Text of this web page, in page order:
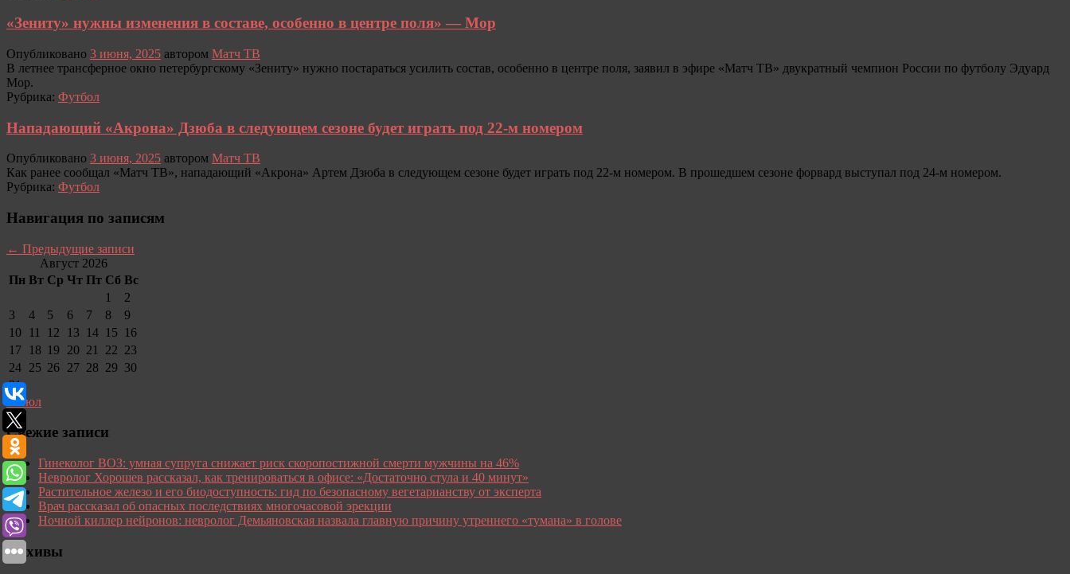
«Зениту» нужны изменения в составе, особенно в центре поля» — Мор
Опубликовано 3 июня, 2025 автором Матч ТВ
В летнее трансферное окно петербургскому «Зениту» нужно постараться усилить состав, особенно в центре поля, заявил в эфире «Матч ТВ» двукратный чемпион России по футболу Эдуард
Мор.
Рубрика: Футбол
Нападающий «Акрона» Дзюба в следующем сезоне будет играть под 22‑м номером
Опубликовано 3 июня, 2025 автором Матч ТВ
Как ранее сообщал «Матч ТВ», нападающий «Акрона» Артем Дзюба в следующем сезоне будет играть под 22‑м номером. В прошедшем сезоне форвард выступал под 24‑м номером.
Рубрика: Футбол
Навигация по записям
← Предыдущие записи
Август 2026
Пн Вт Ср Чт Пт Сб Вс
1
2
3
4 5 6 7 8
9
10
11 12 13 14 15
16
17
18 19 20 21 22 23
24 25 26 27 28 29 30
31
« Июл
Свежие записи
Гинеколог ВОЗ: умная супруга снижает риск скоропостижной смерти мужчины на 46%
Невролог Хорошев рассказал, как тренироваться в офисе: «Достаточно стула и 40 минут»
Растительное железо и его биодоступность: гид по безопасному вегетарианству от эксперта
Врач рассказал об опасных последствиях многочасовой эрекции
Ночной киллер нейронов: невролог Демьяновская назвала главную причину утреннего «тумана» в голове
Архивы